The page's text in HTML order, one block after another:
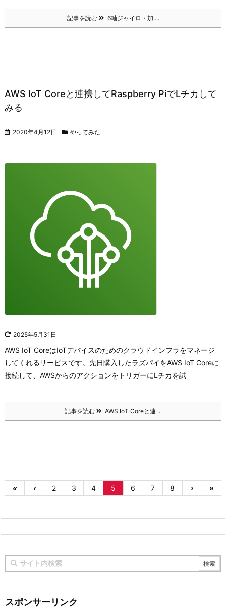
記事を読む 6軸ジャイロ・加 ...
AWS IoT Coreと連携してRaspberry PiでLチカして
みる
2020年4月12日 やってみた
2025年5月31日
AWS IoT CoreはIoTデバイスのためのクラウドインフラをマネージ
してくれるサービスです。 先日購入したラズパイをAWS IoT Coreに
接続して、AWSからのアクションをトリガーにLチカを試
記事を読む AWS IoT Coreと連 ...
« ‹ 2 3 4 5 6 7 8 › »
スポンサーリンク